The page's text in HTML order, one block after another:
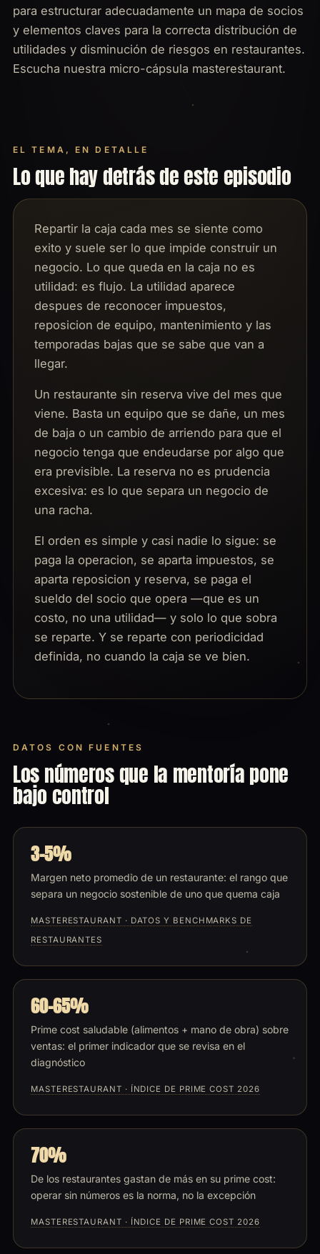
para estructurar adecuadamente un mapa de socios
y elementos claves para la correcta distribución de
utilidades y disminución de riesgos en restaurantes.
Escucha nuestra micro-cápsula masterestaurant.
EL TEMA, EN DETALLE
Lo que hay detrás de este episodio
Repartir la caja cada mes se siente como
exito y suele ser lo que impide construir un
negocio. Lo que queda en la caja no es
utilidad: es flujo. La utilidad aparece
despues de reconocer impuestos,
reposicion de equipo, mantenimiento y las
temporadas bajas que se sabe que van a
llegar.
Un restaurante sin reserva vive del mes que
viene. Basta un equipo que se dañe, un mes
de baja o un cambio de arriendo para que el
negocio tenga que endeudarse por algo que
era previsible. La reserva no es prudencia
excesiva: es lo que separa un negocio de
una racha.
El orden es simple y casi nadie lo sigue: se
paga la operacion, se aparta impuestos, se
aparta reposicion y reserva, se paga el
sueldo del socio que opera —que es un
costo, no una utilidad— y solo lo que sobra
se reparte. Y se reparte con periodicidad
definida, no cuando la caja se ve bien.
DATOS CON FUENTES
Los números que la mentoría pone
bajo control
3-5%
Margen neto promedio de un restaurante: el rango que
separa un negocio sostenible de uno que quema caja
MASTERESTAURANT · DATOS Y BENCHMARKS DE
RESTAURANTES
60-65%
Prime cost saludable (alimentos + mano de obra) sobre
ventas: el primer indicador que se revisa en el
diagnóstico
MASTERESTAURANT · ÍNDICE DE PRIME COST 2026
70%
De los restaurantes gastan de más en su prime cost:
operar sin números es la norma, no la excepción
MASTERESTAURANT · ÍNDICE DE PRIME COST 2026